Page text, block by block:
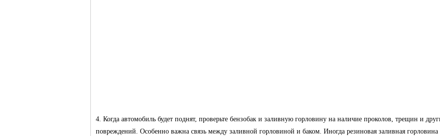
4. Когда автомобиль будет поднят, проверьте бензобак и заливную горловину на наличие проколов, трещин и
повреждений. Особенно важна связь между заливной горловиной и баком. Иногда резиновая заливная горловина